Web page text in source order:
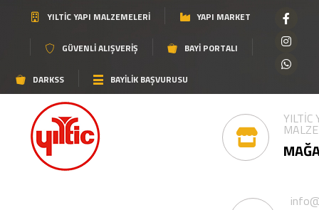
YILTIC YAPI MALZEMELERI YAPI MARKET
GÜVENLI ALIŞVERIŞ BAYI PORTALI
DARKSS BAYİLİK BAŞVURUSU
YILTİC